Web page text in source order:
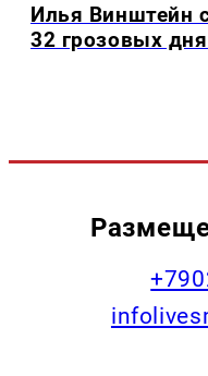
Илья Винштейн
32 грозовых